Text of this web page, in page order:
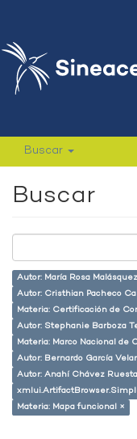
Buscar
Buscar
Autor: María Rosa
Autor: Cristhian Pacheco
Materia: Certificación de
Autor: Stephanie Barboza
Materia: Marco Nacional de
Autor: Bernardo García
Autor: Anahí Chávez
Materia: Mapa funcional ×